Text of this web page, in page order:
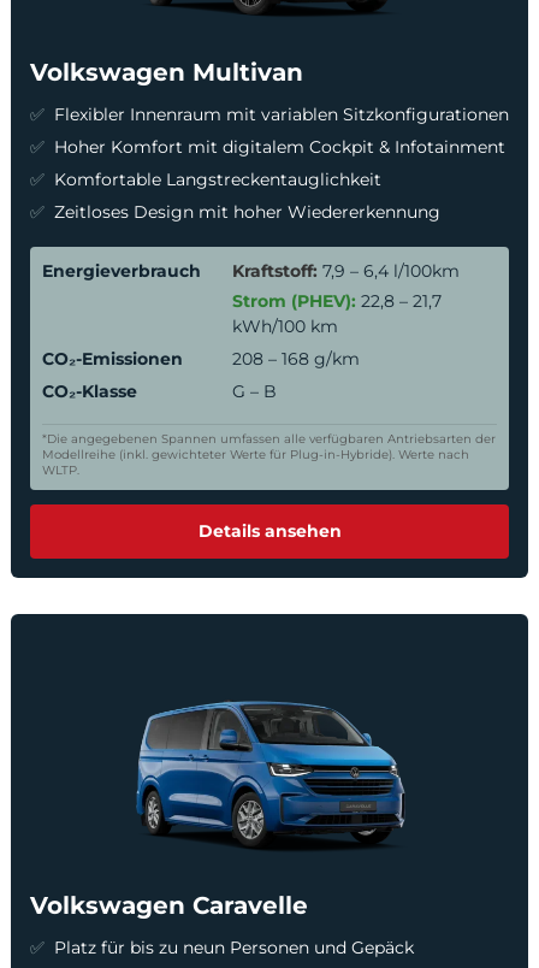
Volkswagen Multivan
Flexibler Innenraum mit variablen Sitzkonfigurationen
Hoher Komfort mit digitalem Cockpit & Infotainment
Komfortable Langstreckentauglichkeit
Zeitloses Design mit hoher Wiedererkennung
Energieverbrauch Kraftstoff: 7,9 – 6,4 l/100km
Strom (PHEV): 22,8 – 21,7
kWh/100 km
CO₂-Emissionen
208 – 168 g/km
CO₂-Klasse
G – B
*Die angegebenen Spannen umfassen alle verfügbaren Antriebsarten der
Modellreihe (inkl. gewichteter Werte für Plug-in-Hybride). Werte nach
WLTP.
Details ansehen
Volkswagen Caravelle
Platz für bis zu neun Personen und Gepäck